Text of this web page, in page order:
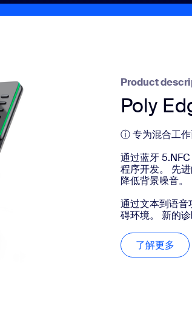
Product
Poly
ⓘ 专为混合工
通过蓝牙
程序开发。 先
降低背景噪音。
通过文本到语音
碍环境。 新的
了解更多 了